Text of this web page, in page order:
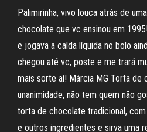
Palimirinha, vivo louca atrás de
chocolate que vc ensinou em
e jogava a calda líquida no bolo
chegou até vc, poste e me trará
mais sorte aí! Márcia MG Torta de
unanimidade, não tem quem não
torta de chocolate tradicional,
e outros ingredientes e sirva uma